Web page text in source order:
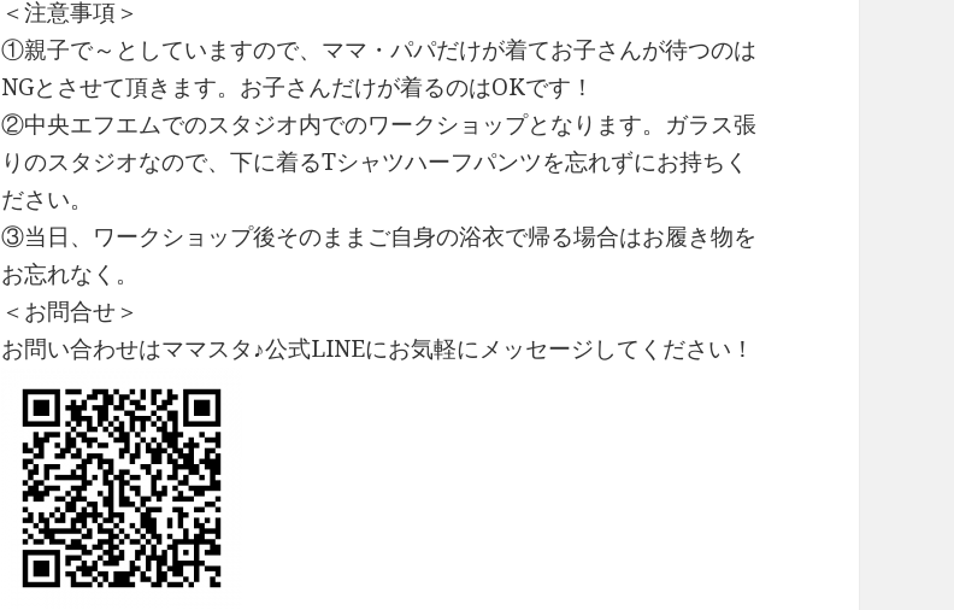
＜注意事項＞
①親子で～としていますので、ママ・パパだけが着てお子さんが待つのは
NGとさせて頂きます。お子さんだけが着るのはOKです！
②中央エフエムでのスタジオ内でのワークショップとなります。ガラス張
りのスタジオなので、下に着るTシャツハーフパンツを忘れずにお持ちく
ださい。
③当日、ワークショップ後そのままご自身の浴衣で帰る場合はお履き物を
お忘れなく。
＜お問合せ＞
お問い合わせはママスタ♪公式LINEにお気軽にメッセージしてください！